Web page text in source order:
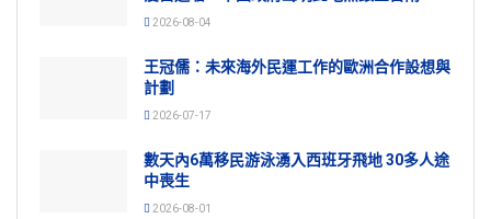
2026-08-04
王冠儒：未來海外民運工作的歐洲合作設想與
計劃
2026-07-17
數天內6萬移民游泳湧入西班牙飛地 30多人途
中喪生
2026-08-01